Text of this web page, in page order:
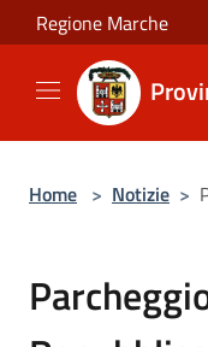
Salta al contenuto
Regione Marche
Home > Notizie >